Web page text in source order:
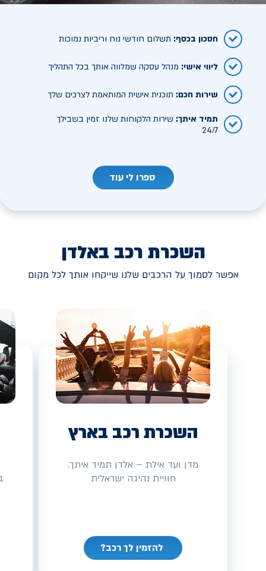
חסכון בכסף: תשלום חודשי נוח וריביות נמוכות
ליווי אישי: מנהל עסקה שמלווה אותך בכל התהליך
שירות חכם: תוכנית אישית המותאמת לצרכים שלך
תמיד איתך: שירות הלקוחות שלנו זמין בשבילך
24/7
ספרו לי עוד
השכרת רכב באלדן
אפשר לסמוך על הרכבים שלנו שייקחו אותך לכל מקום
השכרת רכב בארץ
מדן ועד אילת – אלדן תמיד איתך.
חוויית נהיגה ישראלית
להזמין לך רכב?